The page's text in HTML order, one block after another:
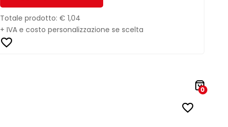
Totale prodotto: € 1,04
+ IVA e costo personalizzazione se scelta
0